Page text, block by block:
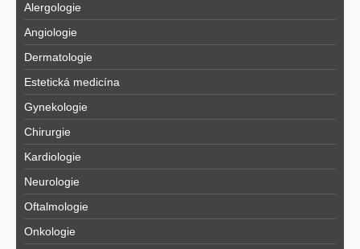
Alergologie
Angiologie
Dermatologie
Estetická medicína
Gynekologie
Chirurgie
Kardiologie
Neurologie
Oftalmologie
Onkologie